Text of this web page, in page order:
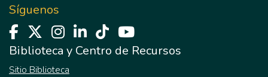
Síguenos
Biblioteca y Centro de Recursos
Sitio Biblioteca